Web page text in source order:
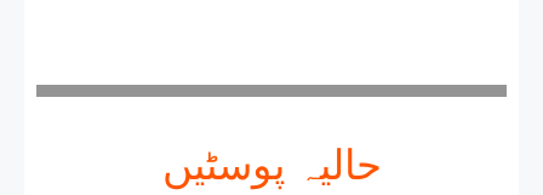
حالیہ پوسٹیں